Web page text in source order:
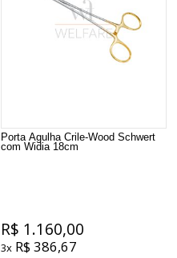
Porta Agulha Crile-Wood Schwert
com Widia 18cm
R$ 1.160,00
3x R$ 386,67